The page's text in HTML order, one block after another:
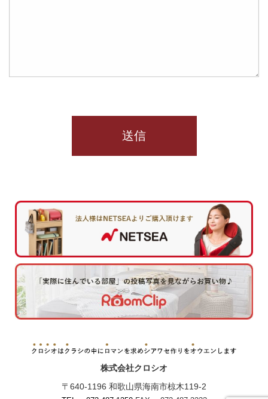
株式会社クロシオ
〒640-1196 和歌山県海南市椋木119-2